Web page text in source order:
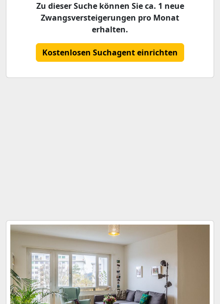
Zu dieser Suche können Sie ca. 1 neue
Zwangsversteigerungen pro Monat
erhalten.
Kostenlosen Suchagent einrichten